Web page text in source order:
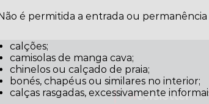
Newsletter
é permitida a entrada ou permanência
calções;
camisolas de manga cava;
chinelos ou calçado de praia;
bonés, chapéus ou similares no interior;
calças rasgadas, excessivamente